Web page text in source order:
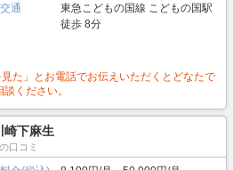
交通
東急こどもの国線 こどもの国駅
徒歩 8分
見た」とお電話でお伝えいただくとどなたで
ください。
崎下麻生
口コミ